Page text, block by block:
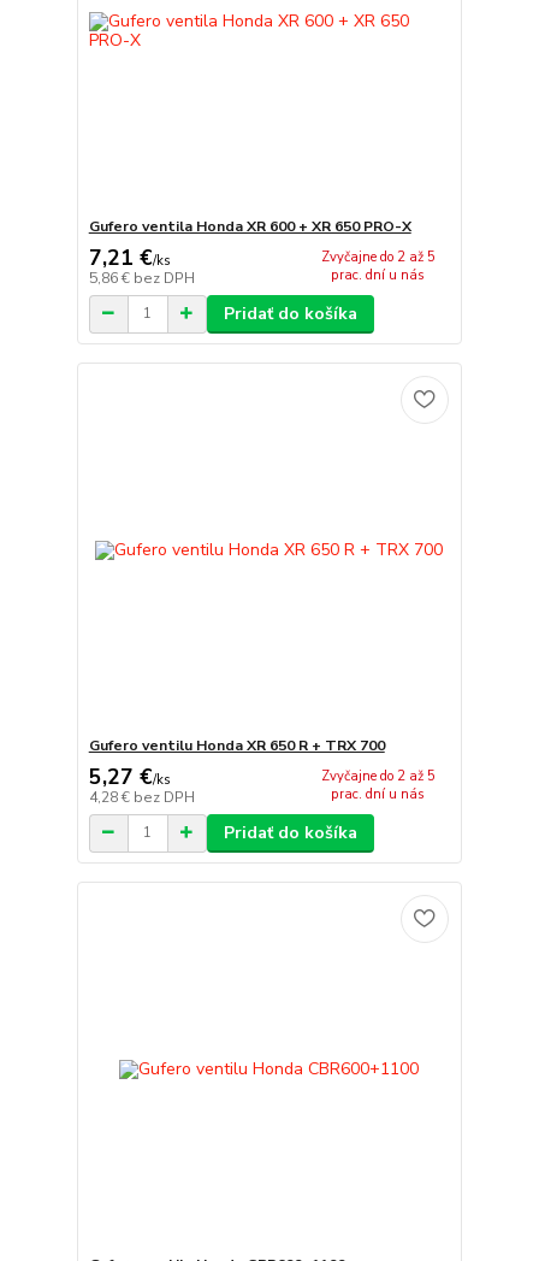
Gufero ventila Honda XR 600 + XR 650 PRO-X
7,21 €/ks
5,86 € bez DPH
Zvyčajne do 2 až 5
prac. dní u nás
Pridať do košíka
Gufero ventilu Honda XR 650 R + TRX 700
5,27 €/ks
4,28 € bez DPH
Zvyčajne do 2 až 5
prac. dní u nás
Pridať do košíka